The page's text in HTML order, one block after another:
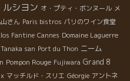
ルシヨン オ・プティ・ボンヌール メ
さん Paris bistros パリのワイン食堂
Fantine Cannes Domaine Laguerre
san Port du Thon ニーム
Pompon Rouge Fujiwara Grand 8
マッチルド・スリエ Géorgie アントネ